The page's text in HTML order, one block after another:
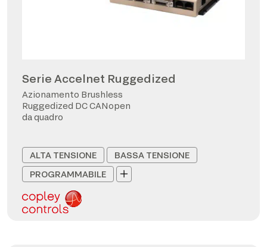
Serie Accelnet Ruggedized
Azionamento Brushless
Ruggedized DC CANopen
da quadro
ALTA TENSIONE
BASSA TENSIONE
PROGRAMMABILE